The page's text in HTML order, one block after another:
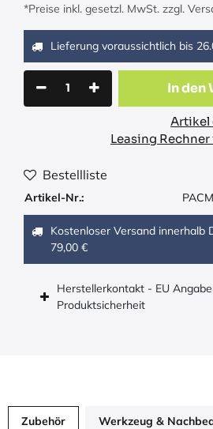
*Preise inkl. gesetzl. MwSt. zzgl.
Lieferung voraussichtlich bis
In den
Artikel
Leasing
Bestellliste
Artikel-Nr.:
Kostenloser Versand innerhalb
79,00 €
Herstellerkontakt - EU
Produktsicherheit
Zubehör Werkzeug &